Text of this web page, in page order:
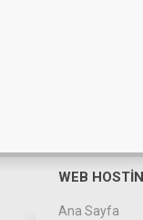
WEB
Ana Sayfa